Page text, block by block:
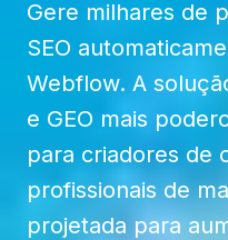
Gere milhares de
SEO
Webflow. A
e GEO mais
para criadores de
profissionais de
projetada para